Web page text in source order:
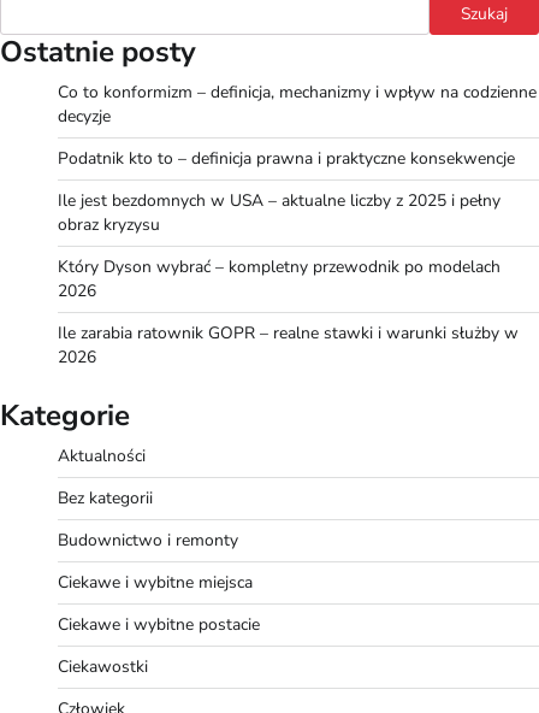
Szukaj
Ostatnie posty
Co to konformizm – definicja, mechanizmy i wpływ na codzienne
decyzje
Podatnik kto to – definicja prawna i praktyczne konsekwencje
Ile jest bezdomnych w USA – aktualne liczby z 2025 i pełny
obraz kryzysu
Który Dyson wybrać – kompletny przewodnik po modelach
2026
Ile zarabia ratownik GOPR – realne stawki i warunki służby w
2026
Kategorie
Aktualności
Bez kategorii
Budownictwo i remonty
Ciekawe i wybitne miejsca
Ciekawe i wybitne postacie
Ciekawostki